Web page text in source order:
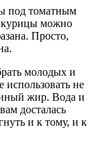
под томатным
курицы можно
Просто,
молодых и
не
жир. Вода и
досталась
и к тому, и к